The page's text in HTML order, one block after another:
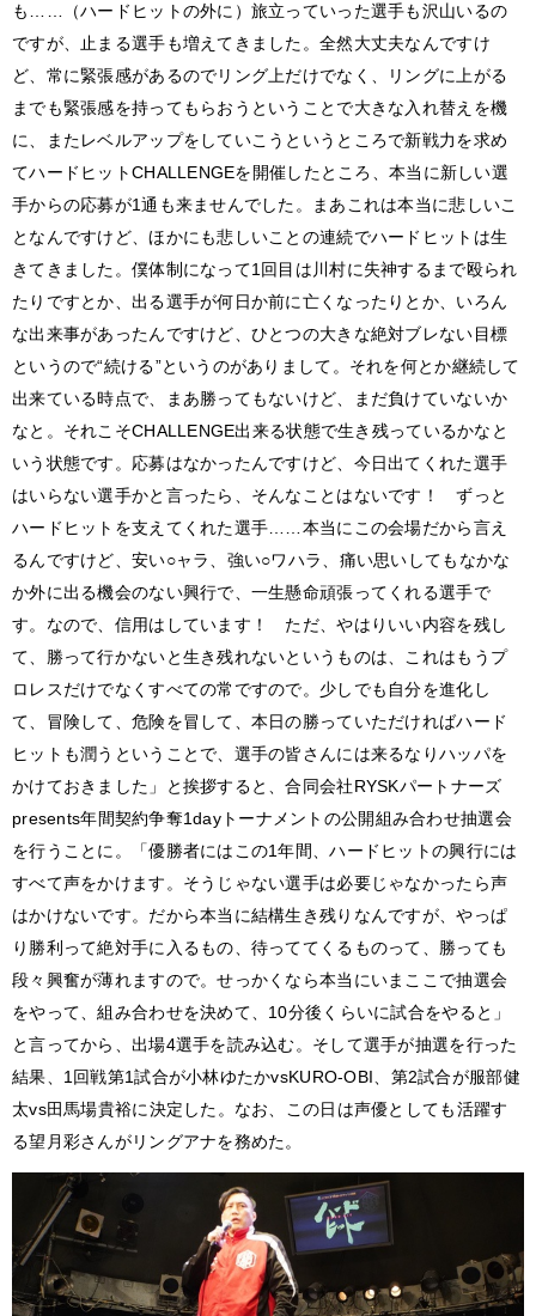
も……（ハードヒットの外に）旅立っていった選手も沢山いるの
ですが、止まる選手も増えてきました。全然大丈夫なんですけ
ど、常に緊張感があるのでリング上だけでなく、リングに上がる
までも緊張感を持ってもらおうということで大きな入れ替えを機
に、またレベルアップをしていこうというところで新戦力を求め
てハードヒットCHALLENGEを開催したところ、本当に新しい選
手からの応募が1通も来ませんでした。まあこれは本当に悲しいこ
となんですけど、ほかにも悲しいことの連続でハードヒットは生
きてきました。僕体制になって1回目は川村に失神するまで殴られ
たりですとか、出る選手が何日か前に亡くなったりとか、いろん
な出来事があったんですけど、ひとつの大きな絶対ブレない目標
というので“続ける”というのがありまして。それを何とか継続して
出来ている時点で、まあ勝ってもないけど、まだ負けていないか
なと。それこそCHALLENGE出来る状態で生き残っているかなと
いう状態です。応募はなかったんですけど、今日出てくれた選手
はいらない選手かと言ったら、そんなことはないです！ ずっと
ハードヒットを支えてくれた選手……本当にこの会場だから言え
るんですけど、安い○ャラ、強い○ワハラ、痛い思いしてもなかな
か外に出る機会のない興行で、一生懸命頑張ってくれる選手で
す。なので、信用はしています！ ただ、やはりいい内容を残し
て、勝って行かないと生き残れないというものは、これはもうプ
ロレスだけでなくすべての常ですので。少しでも自分を進化し
て、冒険して、危険を冒して、本日の勝っていただければハード
ヒットも潤うということで、選手の皆さんには来るなりハッパを
かけておきました」と挨拶すると、合同会社RYSKパートナーズ
presents年間契約争奪1dayトーナメントの公開組み合わせ抽選会
を行うことに。「優勝者にはこの1年間、ハードヒットの興行には
すべて声をかけます。そうじゃない選手は必要じゃなかったら声
はかけないです。だから本当に結構生き残りなんですが、やっぱ
り勝利って絶対手に入るもの、待っててくるものって、勝っても
段々興奮が薄れますので。せっかくなら本当にいまここで抽選会
をやって、組み合わせを決めて、10分後くらいに試合をやると」
と言ってから、出場4選手を読み込む。そして選手が抽選を行った
結果、1回戦第1試合が小林ゆたかvsKURO-OBI、第2試合が服部健
太vs田馬場貴裕に決定した。なお、この日は声優としても活躍す
る望月彩さんがリングアナを務めた。